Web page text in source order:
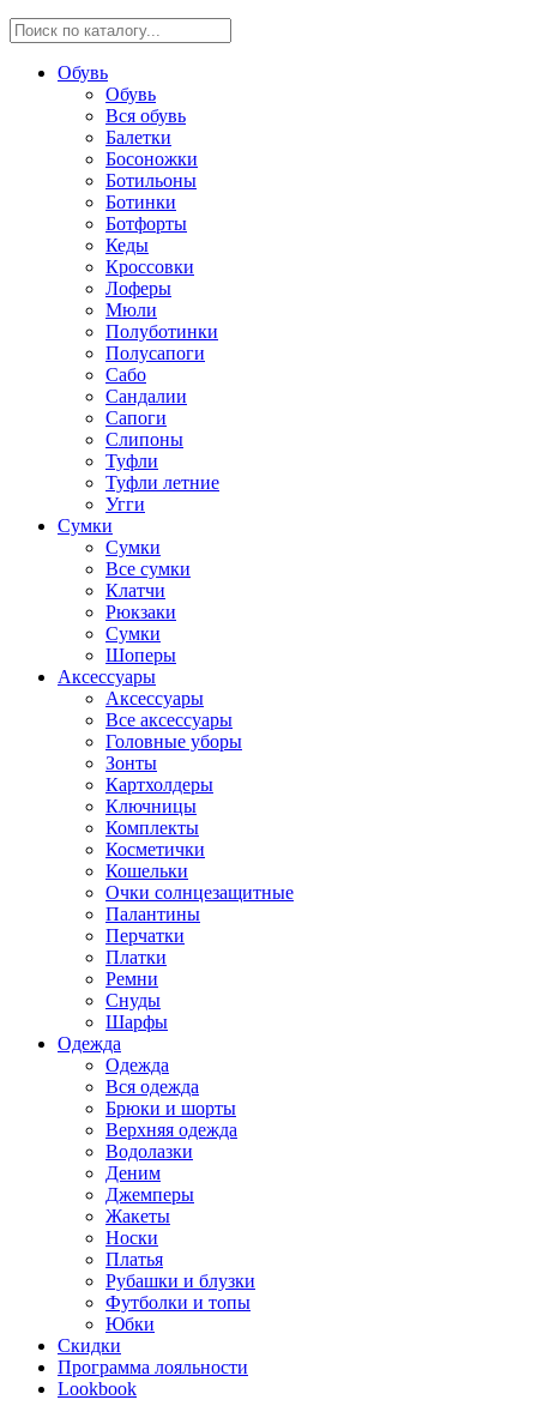
Обувь
Обувь
Вся обувь
Балетки
Босоножки
Ботильоны
Ботинки
Ботфорты
Кеды
Кроссовки
Лоферы
Мюли
Полуботинки
Полусапоги
Сабо
Сандалии
Сапоги
Слипоны
Туфли
Туфли летние
Угги
Сумки
Сумки
Все сумки
Клатчи
Рюкзаки
Сумки
Шоперы
Аксессуары
Аксессуары
Все аксессуары
Головные уборы
Зонты
Картхолдеры
Ключницы
Комплекты
Косметички
Кошельки
Очки солнцезащитные
Палантины
Перчатки
Платки
Ремни
Снуды
Шарфы
Одежда
Одежда
Вся одежда
Брюки и шорты
Верхняя одежда
Водолазки
Деним
Джемперы
Жакеты
Носки
Платья
Рубашки и блузки
Футболки и топы
Юбки
Скидки
Программа лояльности
Lookbook